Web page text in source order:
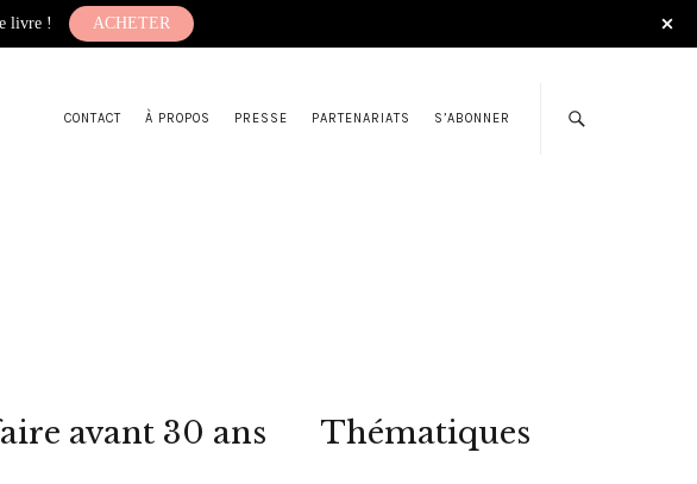
CONTACT À PROPOS PRESSE PARTENARIATS S’ABONNER
avant 30 ans Thématiques
livre ! ACHETER